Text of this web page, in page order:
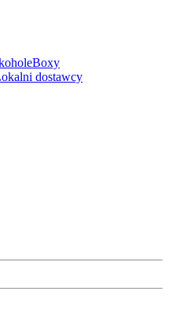
Boxy
dostawcy